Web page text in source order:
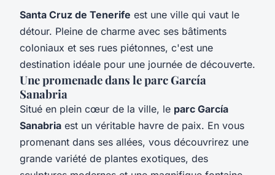
Santa Cruz de Tenerife est une ville qui vaut le
détour. Pleine de charme avec ses bâtiments
coloniaux et ses rues piétonnes, c'est une
destination idéale pour une journée de découverte.
Une promenade dans le parc García
Sanabria
Situé en plein cœur de la ville, le parc García
Sanabria est un véritable havre de paix. En vous
promenant dans ses allées, vous découvrirez une
grande variété de plantes exotiques, des